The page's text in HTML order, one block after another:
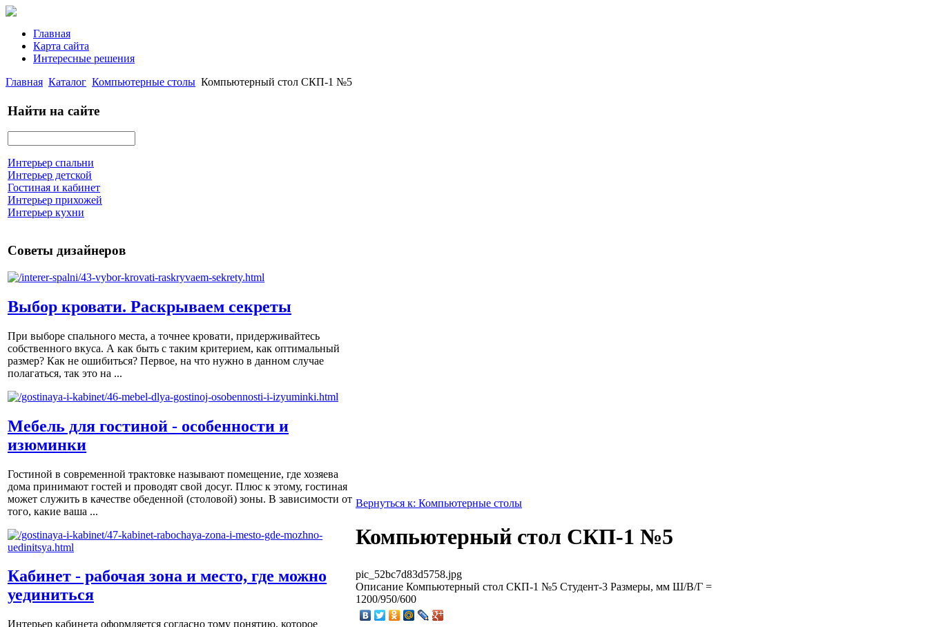
Главная
Карта сайта
Интересные решения
Главная Каталог Компьютерные столы Компьютерный стол СКП-1 №5
Найти на сайте
Интерьер спальни
Интерьер детской
Гостиная и кабинет
Интерьер прихожей
Интерьер кухни
Советы дизайнеров
Выбор кровати. Раскрываем секреты
При выборе спального места, а точнее кровати, придерживайтесь
собственного вкуса. А как быть с таким критерием, как оптимальный
размер? Как не ошибиться? Первое, на что нужно в данном случае
полагаться, так это на ...
Мебель для гостиной - особенности и
изюминки
Гостиной в современной трактовке называют помещение, где хозяева
дома принимают гостей и проводят свой досуг. Плюс к этому, гостиная
может служить в качестве обеденной (столовой) зоны. В зависимости от
того, какие ваша ...
Кабинет - рабочая зона и место, где можно
уединиться
Интерьер кабинета оформляется согласно тому понятию, которое
Вернуться к: Компьютерные столы
Компьютерный стол СКП-1 №5
pic_52bc7d83d5758.jpg
Описание Компьютерный стол СКП-1 №5 Студент-3 Размеры, мм Ш/В/Г =
1200/950/600